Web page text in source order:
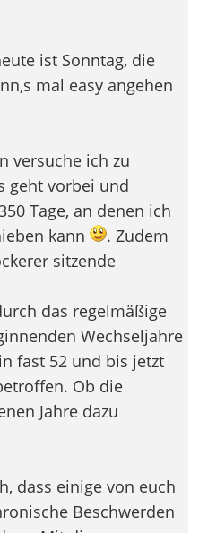
ist Sonntag, die
mal easy angehen
versuche ich zu
geht vorbei und
Tage, an denen ich
kann
. Zudem
sitzende
das regelmäßige
Wechseljahre
fast 52 und bis jetzt
Ob die
Jahre dazu
dass einige von euch
Beschwerden